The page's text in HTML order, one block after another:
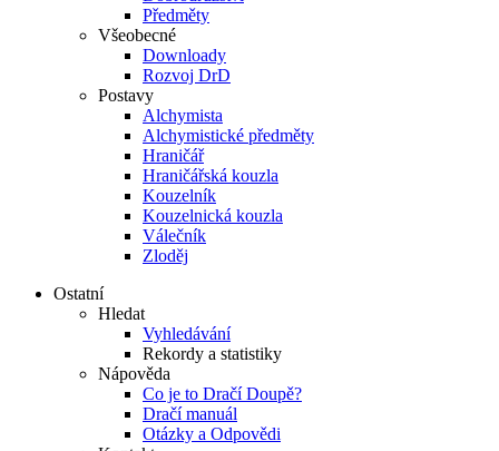
Předměty
Všeobecné
Downloady
Rozvoj DrD
Postavy
Alchymista
Alchymistické předměty
Hraničář
Hraničářská kouzla
Kouzelník
Kouzelnická kouzla
Válečník
Zloděj
Ostatní
Hledat
Vyhledávání
Rekordy a statistiky
Nápověda
Co je to Dračí Doupě?
Dračí manuál
Otázky a Odpovědi